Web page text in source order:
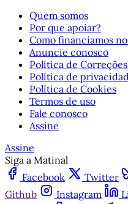
Quem somos
Por que apoiar?
Como financiamos
Anuncie conosco
Política de
Política de
Política de Cookies
Termos de uso
Fale conosco
Assine
Assine
Siga a Matinal
Facebook
Twitter
Github
Instagram